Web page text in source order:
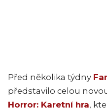
Před několika týdny
představilo celou
Horror: Karetní hra,